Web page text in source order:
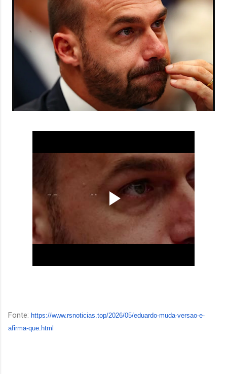
Fonte: https://www.rsnoticias.top/2026/05/eduardo-muda-versao-e-
afirma-que.html